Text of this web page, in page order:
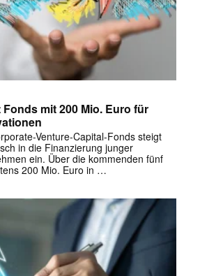
mit 200 Mio. Euro für
Venture-Capital-Fonds steigt
in die Finanzierung junger
ein. Über die kommenden fünf
200 Mio. Euro in …